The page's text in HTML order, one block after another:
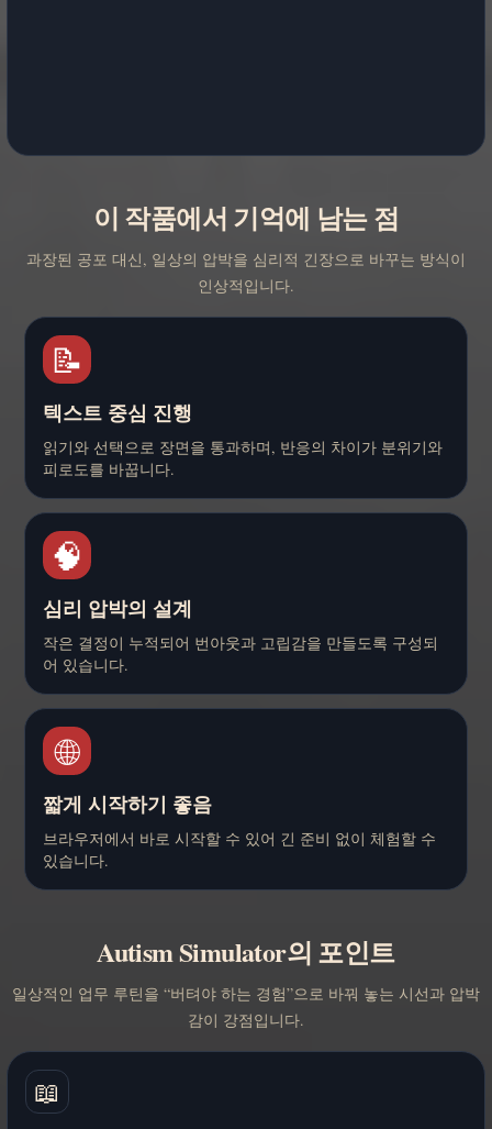
이 작품에서 기억에 남는 점
과장된 공포 대신, 일상의 압박을 심리적 긴장으로 바꾸는 방식이
인상적입니다.
📝
텍스트 중심 진행
읽기와 선택으로 장면을 통과하며, 반응의 차이가 분위기와
피로도를 바꿉니다.
🧠
심리 압박의 설계
작은 결정이 누적되어 번아웃과 고립감을 만들도록 구성되
어 있습니다.
🌐
짧게 시작하기 좋음
브라우저에서 바로 시작할 수 있어 긴 준비 없이 체험할 수
있습니다.
Autism Simulator의 포인트
일상적인 업무 루틴을 “버텨야 하는 경험”으로 바꿔 놓는 시선과 압박
감이 강점입니다.
📖